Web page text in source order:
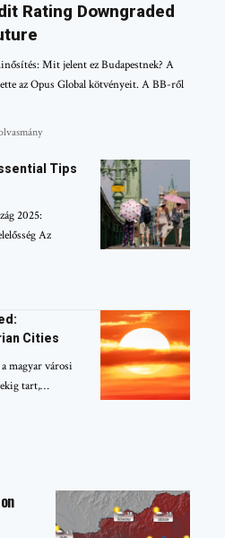
Rating Downgraded
Mit jelent ez Budapestnek? A
az Opus Global kötvényeit. A BB-ről
Tips
2025:
Az
Cities
magyar városi
tart,…